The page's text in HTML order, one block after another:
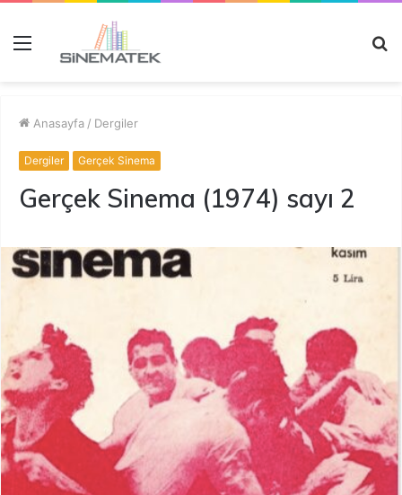
Menü
Anasayfa / Dergiler
Dergiler Gerçek Sinema
Gerçek Sinema (1974) sayı 2